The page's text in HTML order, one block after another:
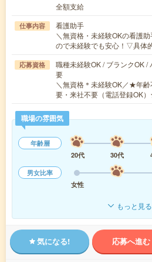
全額支給
仕事内容
看護助手
＼無資格・未経験OKの看護
ので未経験でも安心！▽具
応募資格
職種未経験OK / ブランクOK /
要
＼無資格＊未経験OK／★年
要・来社不要（電話登録OK
職場の雰囲気
年齢層
20代
30代
男女比率
女性
もっと見る
気になる! 応募へ進む